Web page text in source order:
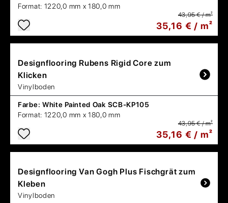
Format: 1220,0 mm x 180,0 mm
43,95 € / m²
35,16 € / m²
Designflooring Rubens Rigid Core zum
Klicken
Vinylboden
Farbe: White Painted Oak SCB-KP105
Format: 1220,0 mm x 180,0 mm
43,95 € / m²
35,16 € / m²
Designflooring Van Gogh Plus Fischgrät zum
Kleben
Vinylboden